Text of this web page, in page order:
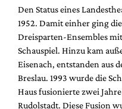
Podcast
Service
Shop / Abo
Newsletter
Redaktion
Autor:innen
Den Status eines
1952. Damit einher ging
Dreisparten-Ensembles
Schauspiel. Hinzu kam
Eisenach, entstanden aus
Breslau. 1993 wurde die
Haus fusionierte zwei
Rudolstadt. Diese Fusion